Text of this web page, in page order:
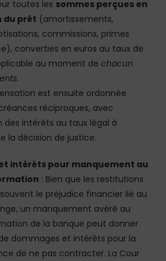
toutes les sommes perçues en
du prêt (amortissements,
commissions, primes
converties en euros au taux de
au moment de chacun
.
est ensuite ordonnée
réciproques, avec
des intérêts au taux légal à
la décision de justice.
intérêts pour manquement au
: Bien que les restitutions
le préjudice financier lié au
un manquement avéré au
de la banque peut donner
dommages et intérêts pour la
de ne pas contracter. La Cour